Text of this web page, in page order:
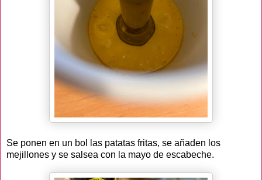
Se ponen en un bol las patatas fritas, se añaden los
mejillones y se salsea con la mayo de escabeche.